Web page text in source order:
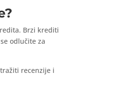
Brzi krediti
odlučite za
recenzije i